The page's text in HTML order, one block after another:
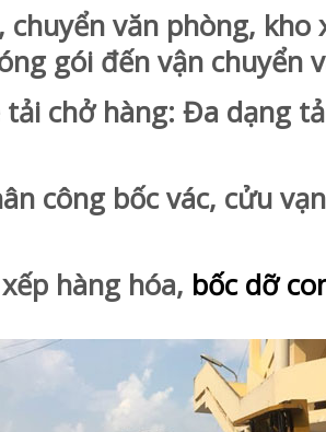
, chuyển văn phòng,
gói đến vận chuyển
chở hàng: Đa dạng
bốc vác, cửu
hàng hóa, bốc dỡ